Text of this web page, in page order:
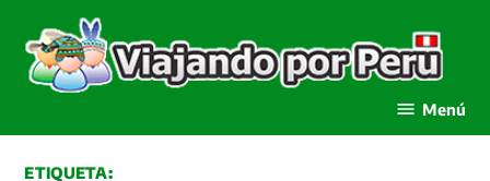
contenido
Menú
ETIQUETA: